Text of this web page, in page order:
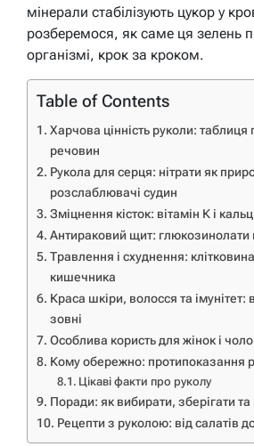
мінерали стабілізують цукор у
розберемося, як саме ця зелень
організмі, крок за кроком.
Table of Contents
Харчова цінність руколи:
речовин
Рукола для серця: нітрати як
розслаблювачі судин
Зміцнення кісток: вітамін К і
Антираковий щит: глюкозинолати
Травлення і схуднення:
кишечника
Краса шкіри, волосся та імунітет:
зовні
Особлива користь для жінок і
Кому обережно: протипоказання
Цікаві факти про руколу
Поради: як вибирати, зберігати
Рецепти з руколою: від салатів